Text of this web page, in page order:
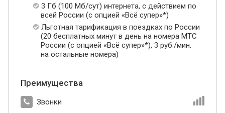
3 Гб (100 Мб/сут) интернета, с действием по
всей России (с опцией «Всё супер»*)
Льготная тарификация в поездках по России
(20 бесплатных минут в день на номера МТС
России (с опцией «Всё супер»*), 3 руб./мин.
на остальные номера)
Преимущества
Звонки